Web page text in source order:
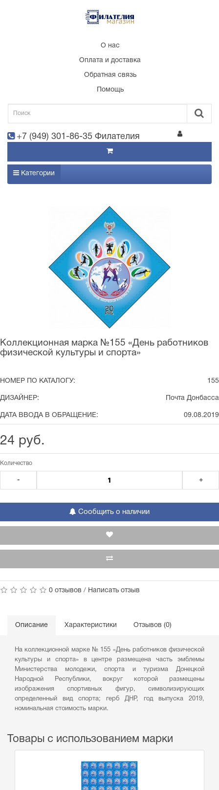
О нас
Оплата и доставка
Обратная связь
Помощь
+7 (949) 301-86-35 Филателия
Категории
Коллекционная марка №155 «День работников
физической культуры и спорта»
НОМЕР ПО КАТАЛОГУ: 155
ДИЗАЙНЕР: Почта Донбасса
ДАТА ВВОДА В ОБРАЩЕНИЕ: 09.08.2019
24 руб.
Количество
- +
Сообщить о наличии
0 отзывов / Написать отзыв
Описание Характеристики Отзывов (0)
На коллекционной марке № 155 «День работников физической
культуры и спорта» в центре размещена часть эмблемы
Министерства молодежи, спорта и туризма Донецкой
Народной Республики, вокруг которой размещены
изображения спортивных фигур, символизирующих
определенный вид спорта; герб ДНР, год выпуска 2019,
номинальная стоимость марки.
Товары с использованием марки